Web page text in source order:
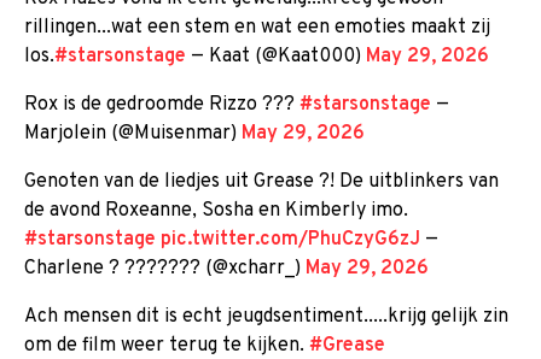
rillingen...wat een stem en wat een emoties maakt zij
los.#starsonstage — Kaat (@Kaat000) May 29, 2026
Rox is de gedroomde Rizzo ??? #starsonstage —
Marjolein (@Muisenmar) May 29, 2026
Genoten van de liedjes uit Grease ?! De uitblinkers van
de avond Roxeanne, Sosha en Kimberly imo.
#starsonstage pic.twitter.com/PhuCzyG6zJ —
Charlene ? ??????? (@xcharr_) May 29, 2026
Ach mensen dit is echt jeugdsentiment.....krijg gelijk zin
om de film weer terug te kijken. #Grease